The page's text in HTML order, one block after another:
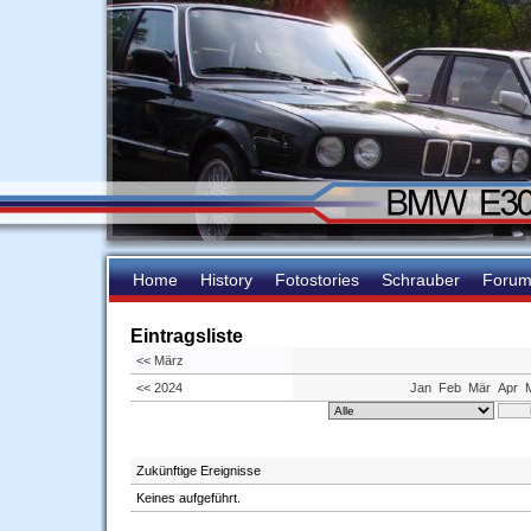
Home History Fotostories Schrauber Forum
Eintragsliste
<< März
<< 2024
Jan Feb Mär Apr
Zukünftige Ereignisse
Keines aufgeführt.